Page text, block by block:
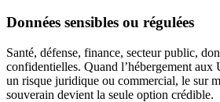
Données sensibles ou régulées
Santé, défense, finance, secteur public,
confidentielles. Quand l’hébergement aux
un risque juridique ou commercial, le sur
souverain devient la seule option crédible.